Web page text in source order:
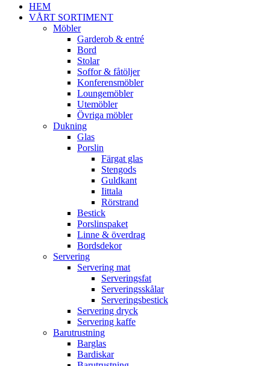
HEM
VÅRT SORTIMENT
Möbler
Garderob & entré
Bord
Stolar
Soffor & fåtöljer
Konferensmöbler
Loungemöbler
Utemöbler
Övriga möbler
Dukning
Glas
Porslin
Färgat glas
Stengods
Guldkant
Iittala
Rörstrand
Bestick
Porslinspaket
Linne & överdrag
Bordsdekor
Servering
Servering mat
Serveringsfat
Serveringsskålar
Serveringsbestick
Servering dryck
Servering kaffe
Barutrustning
Barglas
Bardiskar